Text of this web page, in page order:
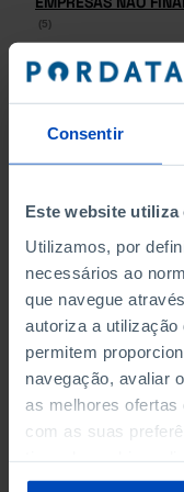
Consentir
Este website utiliza
Utilizamos, por
necessários ao
que navegue
autoriza a utilização
permitem
navegação, avaliar
as melhores ofertas
com as suas
sobre cookies
(5)
(5)
PESSOAL AO
EMPRESAS NÃO
PESSOAL AO
EMPRESAS NÃO
(5)
QUATRO MAIORES
Empresas não financeiras
QUATRO MAIORES
Empresas não financeiras
VOLUME DE
QUATRO MAIORES
DO MUNICÍPIO (%)
Empresas não financeiras
VOLUME DE
QUATRO MAIORES
DO MUNICÍPIO (%)
Empresas não financeiras
BANCOS, CAIXAS
BANCOS, CAIXAS
CAIXAS DE CRÉDITO
CAIXAS DE CRÉDITO